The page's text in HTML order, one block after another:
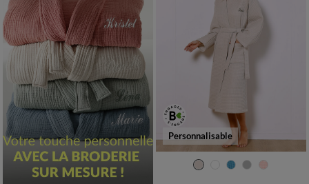
Personnalisable
34/36 38/40 42/44 46/48